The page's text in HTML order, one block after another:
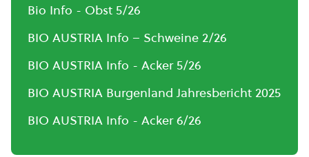
Bio Info - Obst 5/26
BIO AUSTRIA Info – Schweine 2/26
BIO AUSTRIA Info - Acker 5/26
BIO AUSTRIA Burgenland Jahresbericht 2025
BIO AUSTRIA Info - Acker 6/26